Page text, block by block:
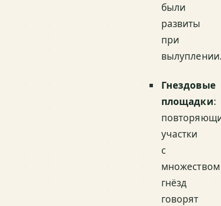
были
развиты
при
Гнездовые
площадки:
участки
с
множеством
гнёзд
говорят